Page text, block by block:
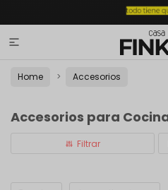

Home Accesorios
Accesorios para